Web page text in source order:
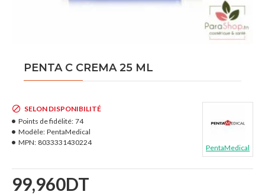
PENTA C CREMA 25 ML
99,960DT
SELON DISPONIBILITÉ
Points de fidélité: 74
Modèle: PentaMedical
MPN: 8033331430224
PentaMedical